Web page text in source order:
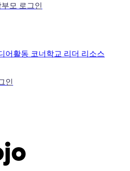
부모 로그인
어활동 코너학교 리더 리소스
인